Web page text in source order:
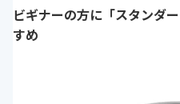
ビギナーの方に「スタンダ
すめ